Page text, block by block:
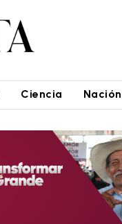
Ciencia Nación